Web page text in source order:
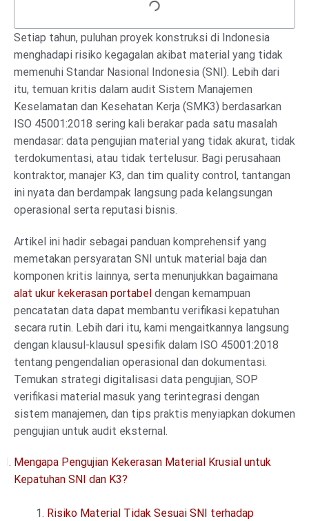
Setiap tahun, puluhan proyek konstruksi di Indonesia
menghadapi risiko kegagalan akibat material yang tidak
memenuhi Standar Nasional Indonesia (SNI). Lebih dari
itu, temuan kritis dalam audit Sistem Manajemen
Keselamatan dan Kesehatan Kerja (SMK3) berdasarkan
ISO 45001:2018 sering kali berakar pada satu masalah
mendasar: data pengujian material yang tidak akurat, tidak
terdokumentasi, atau tidak tertelusur. Bagi perusahaan
kontraktor, manajer K3, dan tim quality control, tantangan
ini nyata dan berdampak langsung pada kelangsungan
operasional serta reputasi bisnis.
Artikel ini hadir sebagai panduan komprehensif yang
memetakan persyaratan SNI untuk material baja dan
komponen kritis lainnya, serta menunjukkan bagaimana
alat ukur kekerasan portabel dengan kemampuan
pencatatan data dapat membantu verifikasi kepatuhan
secara rutin. Lebih dari itu, kami mengaitkannya langsung
dengan klausul-klausul spesifik dalam ISO 45001:2018
tentang pengendalian operasional dan dokumentasi.
Temukan strategi digitalisasi data pengujian, SOP
verifikasi material masuk yang terintegrasi dengan
sistem manajemen, dan tips praktis menyiapkan dokumen
pengujian untuk audit eksternal.
Mengapa Pengujian Kekerasan Material Krusial untuk
Kepatuhan SNI dan K3?
Risiko Material Tidak Sesuai SNI terhadap